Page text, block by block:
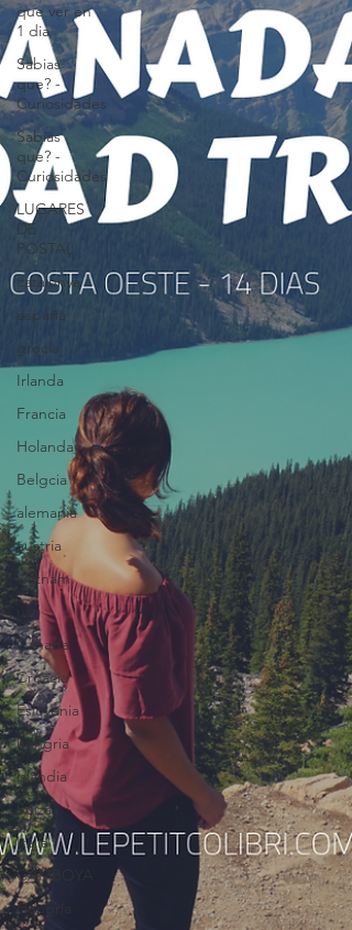
que ver en
1 dia
Sabias
que? -
Curiosidades
Sabias
que? -
Curiosidades
LUGARES
DE
POSTAL
catalunya
españa
grecia
Irlanda
Francia
Holanda
Belgcia
alemania
austria
vietnam
usa
Canada
Croacia
Eslovenia
hungria
islandia
Suiza
Italia
CAMBOYA
Hungría